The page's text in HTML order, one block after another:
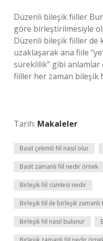
Düzenli bileşik fiiller
göre birleştirilmesiyle
Düzenli bileşik fiiller de
uzaklaşarak ana fiile
süreklilik” gibi
fiiller her zaman bileşik
Tarih: Makaleler
Basit çekimli fiil nasıl olur
Basit zamanlı fiil nedir örnek
Birleşik fiil cümlesi nedir
Birleşik fiil ile birleşik zamanlı
Birleşik fiil nasıl bulunur